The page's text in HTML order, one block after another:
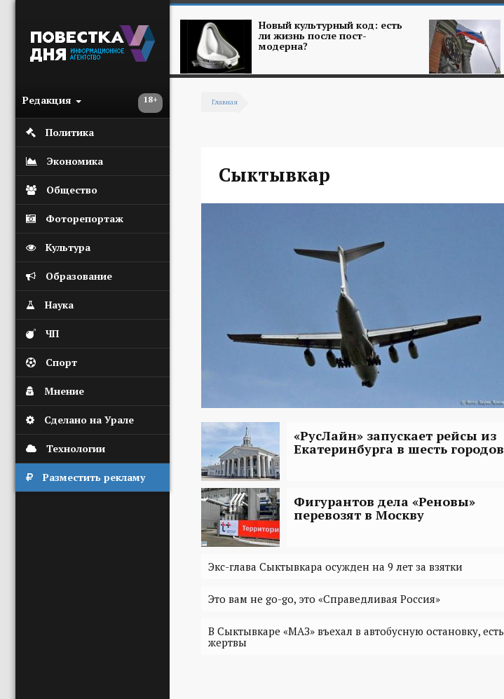
18+
Редакция
Политика
Экономика
Общество
Фоторепортаж
Культура
Образование
Наука
ЧП
Спорт
Мнение
Сделано на Урале
Технологии
Разместить рекламу
Новый культурный код: есть
ли жизнь после пост-
модерна?
Главная
Сыктывкар
«РусЛайн» запускает рейсы из
Екатеринбурга в шесть городов
Фигурантов дела «Реновы»
перевозят в Москву
Экс-глава Сыктывкара осужден на 9 лет за взятки
Это вам не go-go, это «Справедливая Россия»
В Сыктывкаре «МАЗ» въехал в автобусную остановку, есть
жертвы